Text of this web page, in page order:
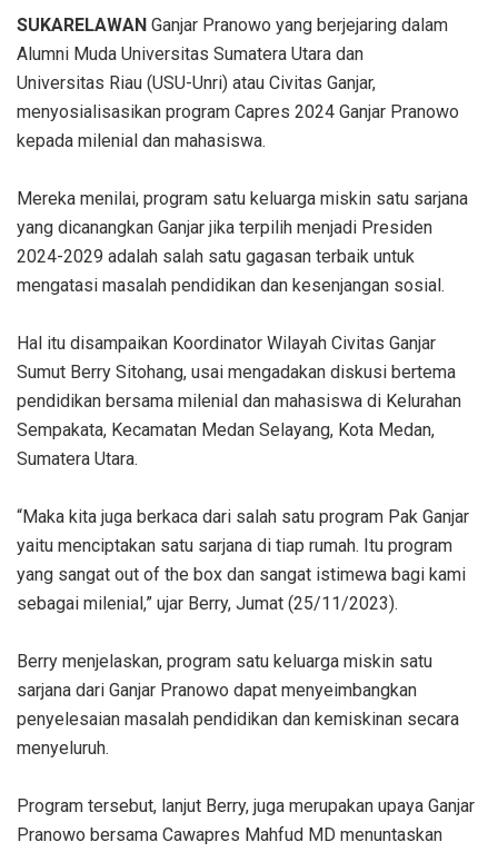
SUKARELAWAN Ganjar Pranowo yang berjejaring dalam
Alumni Muda Universitas Sumatera Utara dan
Universitas Riau (USU-Unri) atau Civitas Ganjar,
menyosialisasikan program Capres 2024 Ganjar Pranowo
kepada milenial dan mahasiswa.
Mereka menilai, program satu keluarga miskin satu sarjana
yang dicanangkan Ganjar jika terpilih menjadi Presiden
2024-2029 adalah salah satu gagasan terbaik untuk
mengatasi masalah pendidikan dan kesenjangan sosial.
Hal itu disampaikan Koordinator Wilayah Civitas Ganjar
Sumut Berry Sitohang, usai mengadakan diskusi bertema
pendidikan bersama milenial dan mahasiswa di Kelurahan
Sempakata, Kecamatan Medan Selayang, Kota Medan,
Sumatera Utara.
“Maka kita juga berkaca dari salah satu program Pak Ganjar
yaitu menciptakan satu sarjana di tiap rumah. Itu program
yang sangat out of the box dan sangat istimewa bagi kami
sebagai milenial,” ujar Berry, Jumat (25/11/2023).
Berry menjelaskan, program satu keluarga miskin satu
sarjana dari Ganjar Pranowo dapat menyeimbangkan
penyelesaian masalah pendidikan dan kemiskinan secara
menyeluruh.
Program tersebut, lanjut Berry, juga merupakan upaya Ganjar
Pranowo bersama Cawapres Mahfud MD menuntaskan